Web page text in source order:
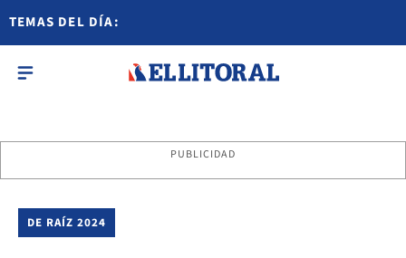
TEMAS DEL DÍA:
PUBLICIDAD
DE RAÍZ 2024